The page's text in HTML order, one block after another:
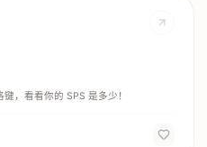
，看看你的 SPS 是多少！